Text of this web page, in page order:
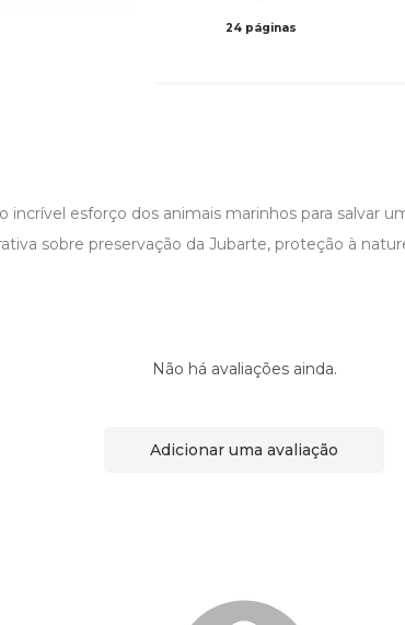
24 páginas
incrível esforço dos animais marinhos para salvar
sobre preservação da Jubarte, proteção à
Não há avaliações ainda.
Adicionar uma avaliação